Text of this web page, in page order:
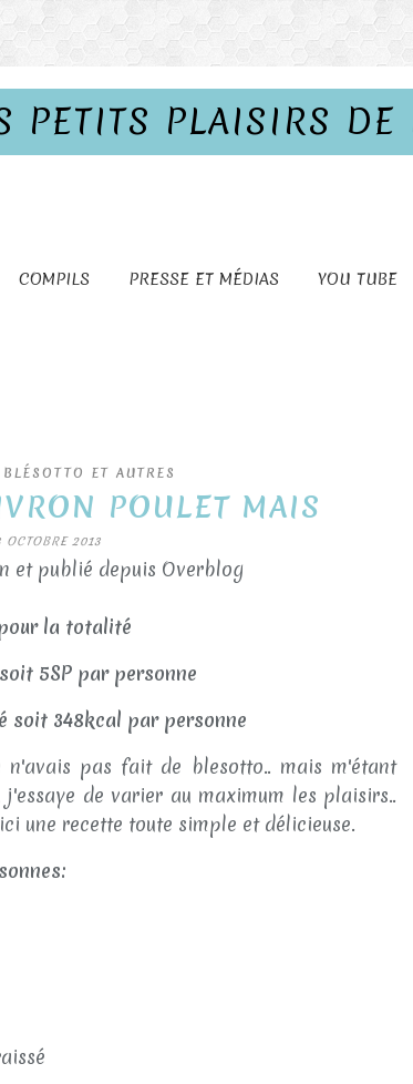
PETITS PLAISIRS DE
COMPILS PRESSE ET MÉDIAS YOU TUBE
ET AUTRES
POULET MAIS
OCTOBRE 2013
et publié depuis Overblog
pour la totalité
5SP par personne
soit 348kcal par personne
pas fait de blesotto.. mais m'étant
de varier au maximum les plaisirs..
une recette toute simple et délicieuse.